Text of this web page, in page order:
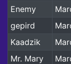
Enemy
gepird
Kaadzik
Mr. Mary